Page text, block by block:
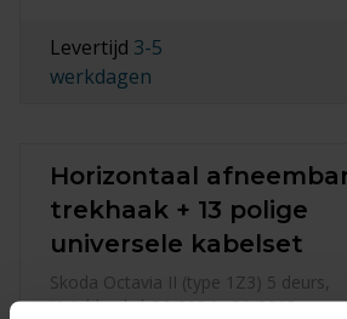
Levertijd 3-5
werkdagen
Horizontaal
trekhaak + 13 polige
universele kabelset
Skoda Octavia II (type 1Z3) 5 deurs,
Hatchback | 06/2004 - 01/2013